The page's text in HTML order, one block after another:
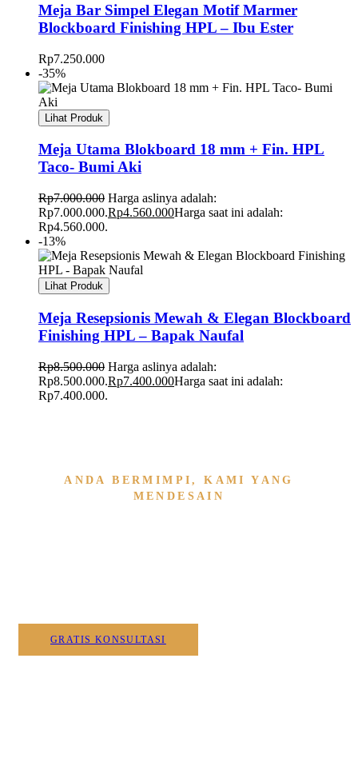
Meja Bar Simpel Elegan Motif Marmer
Blockboard Finishing HPL – Ibu Ester
Rp7.250.000
-35%
Lihat Produk
Meja Utama Blokboard 18 mm + Fin. HPL
Taco- Bumi Aki
Rp7.000.000 Harga aslinya adalah:
Rp7.000.000.Rp4.560.000Harga saat ini adalah:
Rp4.560.000.
-13%
Lihat Produk
Meja Resepsionis Mewah & Elegan Blockboard
Finishing HPL – Bapak Naufal
Rp8.500.000 Harga aslinya adalah:
Rp8.500.000.Rp7.400.000Harga saat ini adalah:
Rp7.400.000.
ANDA BERMIMPI, KAMI YANG
MENDESAIN
GRATIS KONSULTASI